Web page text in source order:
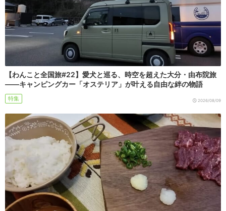
【わんこと全国旅#22】愛犬と巡る、時空を超えた大分・由布院旅
――キャンピングカー「オステリア」が叶える自由な絆の物語
特集 2026/08/09